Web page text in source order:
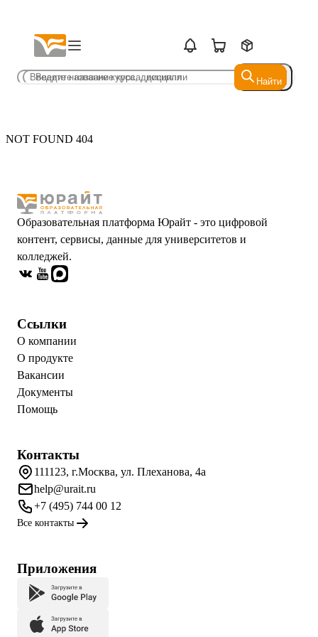
Найти
Найти
NOT FOUND 404
Образовательная платформа Юрайт - это цифровой
контент, сервисы, данные для университетов и
колледжей.
Ссылки
О компании
О продукте
Вакансии
Документы
Помощь
Контакты
111123, г.Москва, ул. Плеханова, 4а
help@urait.ru
+7 (495) 744 00 12
Все контакты
Приложения